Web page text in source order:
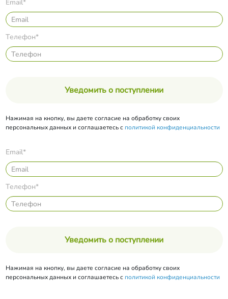
Email*
Телефон*
Уведомить о поступлении
Нажимая на кнопку, вы даете согласие на обработку своих
персональных данных и соглашаетесь с политикой конфиденциальности
Email*
Телефон*
Уведомить о поступлении
Нажимая на кнопку, вы даете согласие на обработку своих
персональных данных и соглашаетесь с политикой конфиденциальности